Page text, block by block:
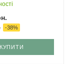
-38%
КУПИТИ